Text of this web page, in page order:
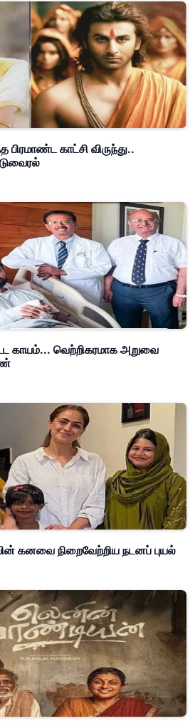
பிரமாண்ட காட்சி விருந்து..
காயம்... வெற்றிகரமாக அறுவை
கனவை நிறைவேற்றிய நடனப் புயல்